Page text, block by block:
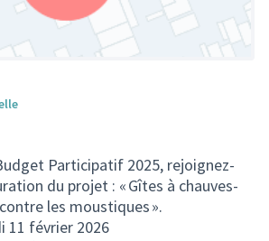
Participatif 2025, rejoignez-
du projet : « Gîtes à chauves-
les moustiques ».
11 février 2026